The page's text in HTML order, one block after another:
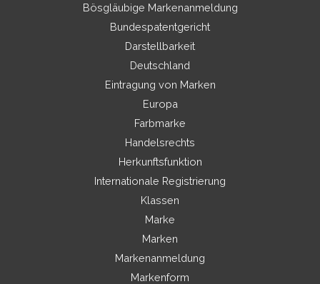
Bösgläubige Markenanmeldung
Bundespatentgericht
Darstellbarkeit
Deutschland
Eintragung von Marken
Europa
Farbmarke
Handelsrechts
Herkunftsfunktion
Internationale Registrierung
Klassen
Marke
Marken
Markenanmeldung
Markenform